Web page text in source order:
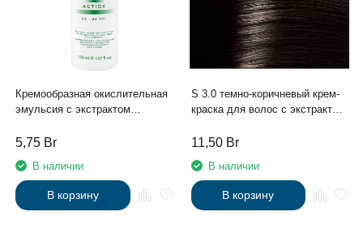
Кремообразная окислительная
эмульсия с экстрактом
протеинами 6% «ActiOx», 150
5,75 Br
В наличии
В корзину
S 3.0 темно-коричневый крем-
краска для волос с экстрактом
протеинами линии Studio
11,50 Br
В наличии
В корзину